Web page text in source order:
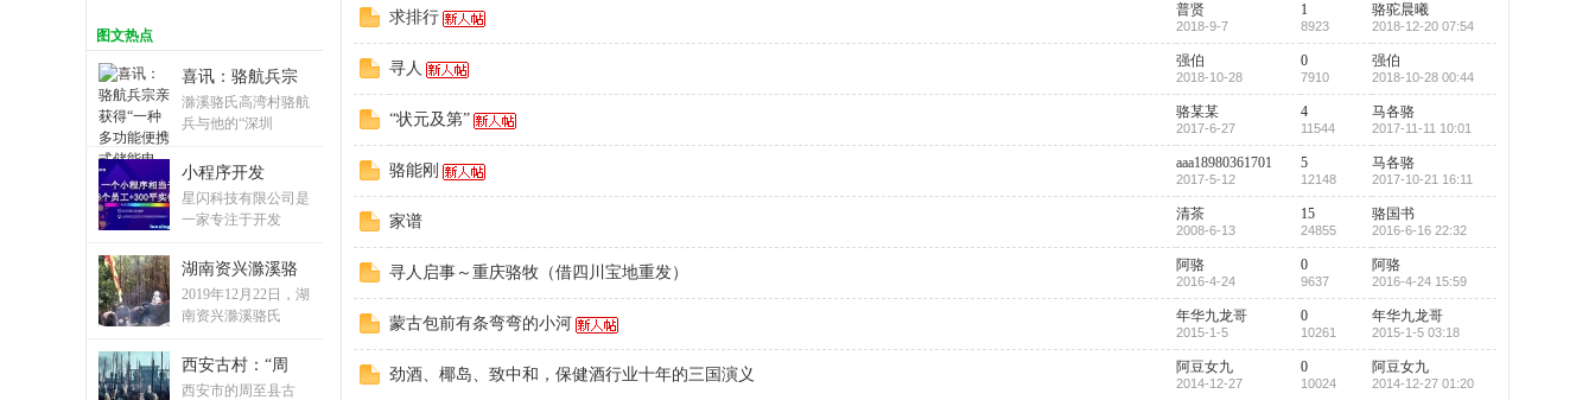
姓
社
图文热点
喜讯：骆航兵宗
滁溪骆氏高湾村骆航
兵与他的“深圳
小程序开发
星闪科技有限公司是
一家专注于开发
湖南资兴滁溪骆
2019年12月22日，湖
南资兴滁溪骆氏
西安古村：“周
西安市的周至县古
求排行 普贤
2018-9-7
1
8923
骆驼晨曦
2018-12-20 07:54
寻人 强伯
2018-10-28
0
7910
强伯
2018-10-28 00:44
“状元及第” 骆某某
2017-6-27
4
11544
马各骆
2017-11-11 10:01
骆能刚 aaa18980361701
2017-5-12
5
12148
马各骆
2017-10-21 16:11
家谱 清茶
2008-6-13
15
24855
骆国书
2016-6-16 22:32
寻人启事～重庆骆牧（借四川宝地重发） 阿骆
2016-4-24
0
9637
阿骆
2016-4-24 15:59
蒙古包前有条弯弯的小河 年华九龙哥
2015-1-5
0
10261
年华九龙哥
2015-1-5 03:18
劲酒、椰岛、致中和，保健酒行业十年的三国演义 阿豆女九
2014-12-27
0
10024
阿豆女九
2014-12-27 01:20